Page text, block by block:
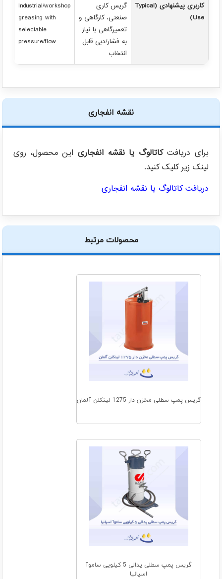
کاربری پیشنهادی (Typical
Use)
گریس کاری
صنعتی، کارگاهی و
تعمیرگاهی با نیاز
به فشار/دبی قابل
انتخاب
Industrial/workshop
greasing with
selectable
pressure/flow
نقشه انفجاری
برای دریافتکاتالوگ یا نقشه انفجاری این محصول، روی
لینک زیر کلیک کنید.
دریافت کاتالوگ یا نقشه انفجاری
محصولات مرتبط
گریس پمپ سطلی مخزن دار 1275 لینکلن آلمان
گریس پمپ سطلی پدالی 5 کیلویی ساموآ
اسپانیا